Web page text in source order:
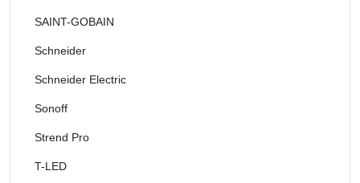
SAINT-GOBAIN
Schneider
Schneider Electric
Sonoff
Strend Pro
T-LED